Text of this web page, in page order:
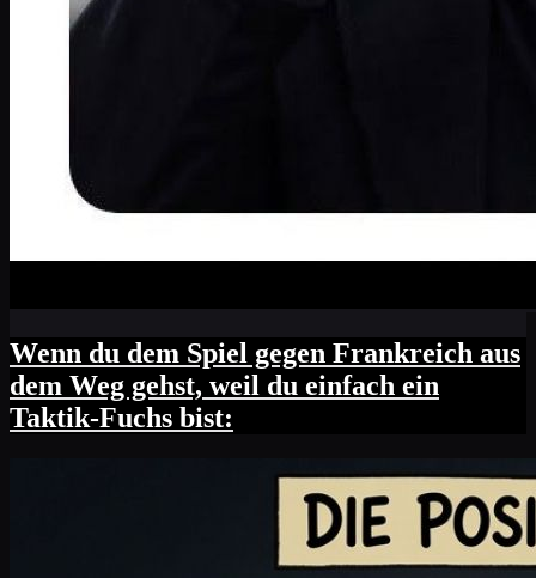
Wenn du dem Spiel gegen Frankreich aus
dem Weg gehst, weil du einfach ein
Taktik-Fuchs bist: